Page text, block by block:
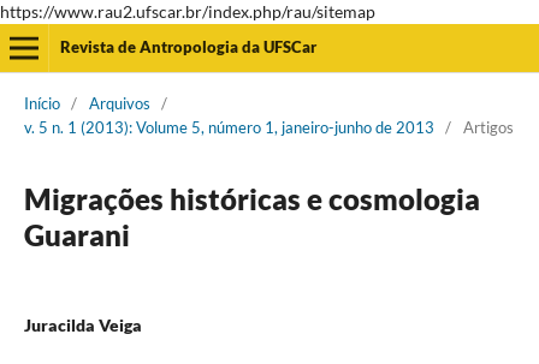
https://www.rau2.ufscar.br/index.php/rau/sitemap
Revista de Antropologia da UFSCar
Início / Arquivos
/
v. 5 n. 1 (2013): Volume 5, número 1, janeiro-junho de 2013
/ Artigos
Migrações históricas e cosmologia
Guarani
Juracilda Veiga